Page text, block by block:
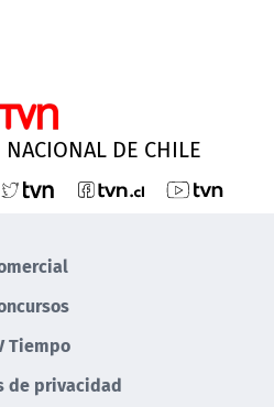
DE CHILE
Tiempo
de privacidad